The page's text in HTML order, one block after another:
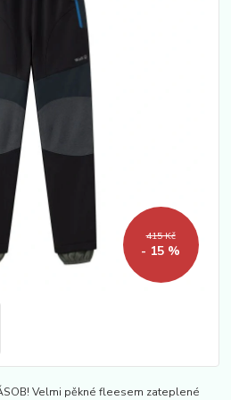
415 Kč
- 15 %
Velmi pěkné fleesem zateplené